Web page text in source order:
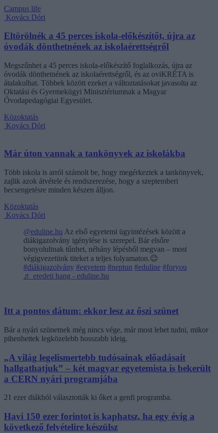
Campus life
Kovács Dóri
Eltörölnék a 45 perces iskola-előkészítőt, újra az
óvodák dönthetnének az iskolaérettségről
Megszűnhet a 45 perces iskola-előkészítő foglalkozás, újra az
óvodák dönthetnének az iskolaérettségről, és az oviKRÉTA is
átalakulhat. Többek között ezeket a változtatásokat javasolta az
Oktatási és Gyermekügyi Minisztériumnak a Magyar
Óvodapedagógiai Egyesület.
Közoktatás
Kovács Dóri
Már úton vannak a tankönyvek az iskolákba
Több iskola is arról számolt be, hogy megérkeztek a tankönyvek,
zajlik azok átvétele és rendszerezése, hogy a szeptemberi
becsengetésre minden készen álljon.
Közoktatás
Kovács Dóri
@eduline.hu Az első egyetemi ügyintézések között a
diákigazolvány igénylése is szerepel. Bár elsőre
bonyolultnak tűnhet, néhány lépésből megvan – most
végigvezetünk titeket a teljes folyamaton.😉
#diákigazolvány #egyetem #neptun #eduline #foryou
♬ eredeti hang - eduline.hu
Itt a pontos dátum: ekkor lesz az őszi szünet
Bár a nyári szünetnek még nincs vége, már most lehet tudni, mikor
pihenhettek legközelebb hosszabb ideig.
„A világ legelismertebb tudósainak előadásait
hallgathatjuk” – két magyar egyetemista is bekerült
a CERN nyári programjába
21 ezer diákból választották ki őket a genfi programba.
Havi 150 ezer forintot is kaphatsz, ha egy évig a
következő felvételire készülsz